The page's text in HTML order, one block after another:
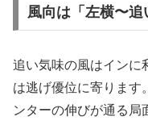
風向は「左横〜
追い気味の風はインに
は逃げ優位に寄ります
ンターの伸びが通る局